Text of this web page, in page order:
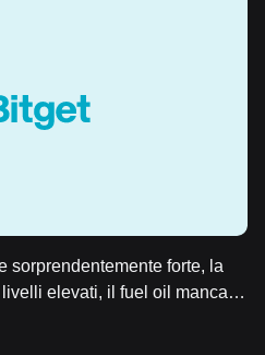
sorprendentemente forte, la
elevati, il fuel oil manca di